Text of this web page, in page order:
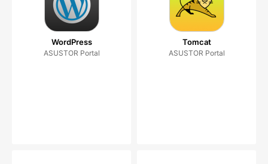
WordPress
ASUSTOR Portal
Tomcat
ASUSTOR Portal